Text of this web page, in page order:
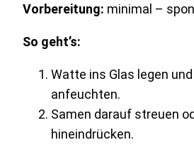
Vorbereitung: minimal –
So geht’s:
Watte ins Glas legen
anfeuchten.
Samen darauf streuen
hineindrücken.